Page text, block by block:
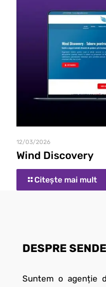
12/03/2026
Wind Discovery
Citește mai mult
DESPRE
Suntem o agenție